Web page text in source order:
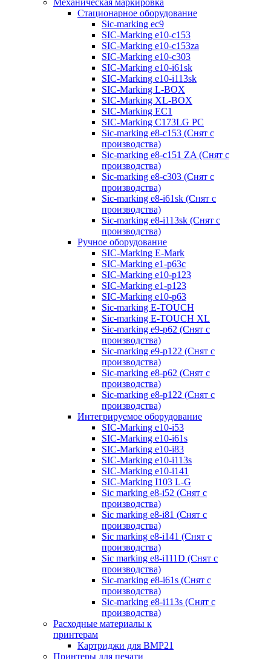
Механическая маркировка
Стационарное оборудование
Sic-marking ec9
SIC-Marking e10-c153
SIC-Marking e10-c153za
SIC-Marking e10-c303
SIC-Marking e10-i61sk
SIC-Marking e10-i113sk
SIC-Marking L-BOX
SIC-Marking XL-BOX
SIC-Marking EC1
SIC-Marking C173LG PC
Sic-marking e8-c153 (Снят с
производства)
Sic-marking e8-c151 ZA (Снят с
производства)
Sic-marking e8-c303 (Снят с
производства)
Sic-marking e8-i61sk (Снят с
производства)
Sic-marking e8-i113sk (Снят с
производства)
Ручное оборудование
SIC-Marking E-Mark
SIC-Marking e1-p63с
SIC-Marking e10-p123
SIC-Marking e1-p123
SIC-Marking e10-p63
Sic-marking E-TOUCH
Sic-marking E-TOUCH XL
Sic-marking e9-p62 (Снят с
производства)
Sic-marking e9-p122 (Снят с
производства)
Sic-marking e8-p62 (Снят с
производства)
Sic-marking e8-p122 (Снят с
производства)
Интегрируемое оборудование
SIC-Marking e10-i53
SIC-Marking e10-i61s
SIC-Marking e10-i83
SIC-Marking e10-i113s
SIC-Marking e10-i141
SIC-Marking I103 L-G
Sic marking e8-i52 (Снят с
производства)
Sic marking e8-i81 (Снят с
производства)
Sic marking e8-i141 (Снят с
производства)
Sic marking e8-i111D (Снят с
производства)
Sic-marking e8-i61s (Снят с
производства)
Sic-marking e8-i113s (Снят с
производства)
Расходные материалы к
принтерам
Картриджи для BMP21
Принтеры для печати